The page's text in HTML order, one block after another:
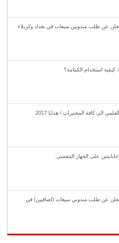
عن طلب مندوبين مبيعات في بغداد وكربلاء
كيفية استخدام الكمامة؟
الى كافة المختبرات / هدايا 2017
على الجهاز التنفسي.
عن طلب مندوبي مبيعات (اضافيين) في